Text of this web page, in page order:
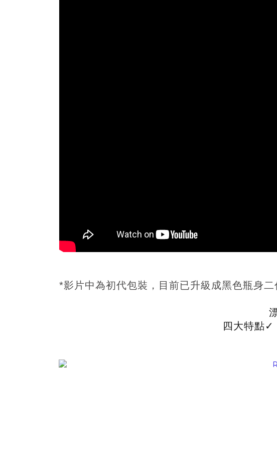
*影片中為初代包裝，目前已升級成黑色瓶身
四大特點